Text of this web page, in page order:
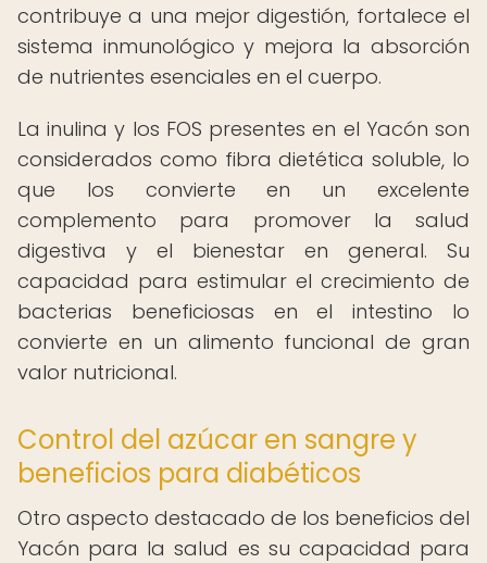
contribuye a una mejor digestión, fortalece el
sistema inmunológico y mejora la absorción
de nutrientes esenciales en el cuerpo.
La inulina y los FOS presentes en el Yacón son
considerados como fibra dietética soluble, lo
que los convierte en un excelente
complemento para promover la salud
digestiva y el bienestar en general. Su
capacidad para estimular el crecimiento de
bacterias beneficiosas en el intestino lo
convierte en un alimento funcional de gran
valor nutricional.
Control del azúcar en sangre y
beneficios para diabéticos
Otro aspecto destacado de los beneficios del
Yacón para la salud es su capacidad para